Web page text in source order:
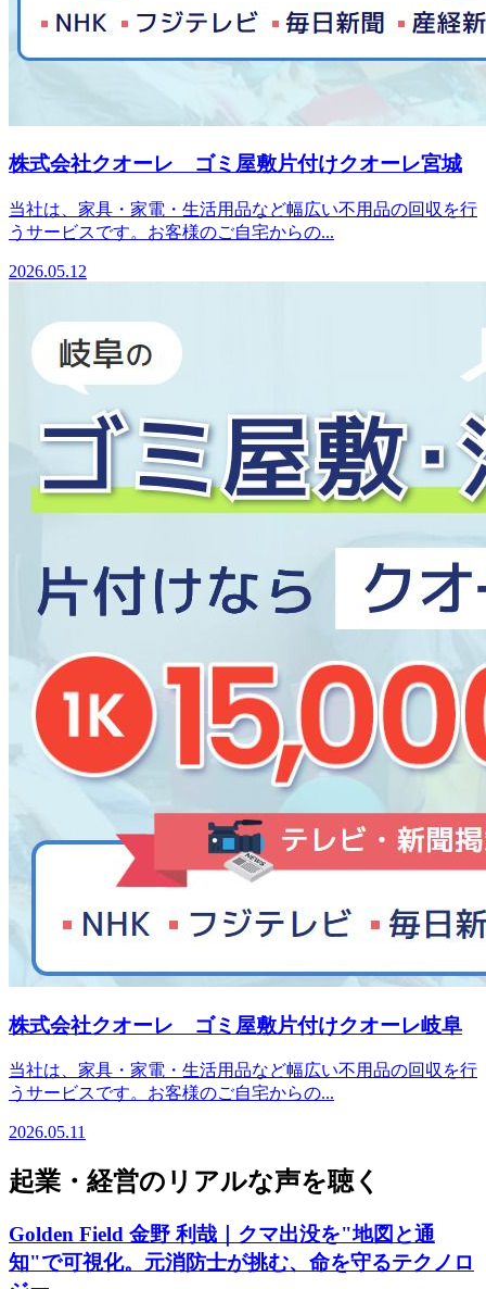
株式会社クオーレ ゴミ屋敷片付けクオーレ宮城
当社は、家具・家電・生活用品など幅広い不用品の回収を行
うサービスです。お客様のご自宅からの...
2026.05.12
株式会社クオーレ ゴミ屋敷片付けクオーレ岐阜
当社は、家具・家電・生活用品など幅広い不用品の回収を行
うサービスです。お客様のご自宅からの...
2026.05.11
起業・経営のリアルな声を聴く
Golden Field 金野 利哉｜クマ出没を"地図と通
知"で可視化。元消防士が挑む、命を守るテクノロ